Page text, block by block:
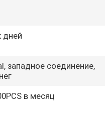
дней
западное соединение,
в месяц